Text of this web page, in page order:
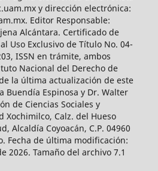
y dirección electrónica:
Editor Responsable:
Alcántara. Certificado de
Uso Exclusivo de Título No. 04-
ISSN en trámite, ambos
Nacional del Derecho de
la última actualización de este
Buendía Espinosa y Dr. Walter
de Ciencias Sociales y
Xochimilco, Calz. del Hueso
Alcaldía Coyoacán, C.P. 04960
Fecha de última modificación:
2026. Tamaño del archivo 7.1